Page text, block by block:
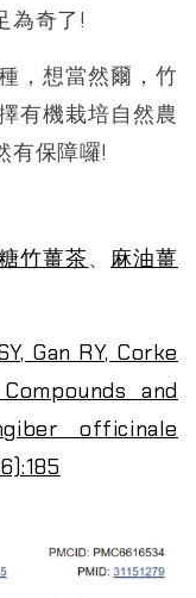
為奇了!
，想當然爾，竹
有機栽培自然農
有保障囉!
竹薑茶、 麻油薑
Gan RY, Corke
and
officinale